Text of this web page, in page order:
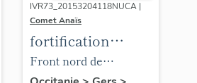
IVR73_20153204118NUCA |
Comet Anaïs
fortification
d'agglomération
Front nord de